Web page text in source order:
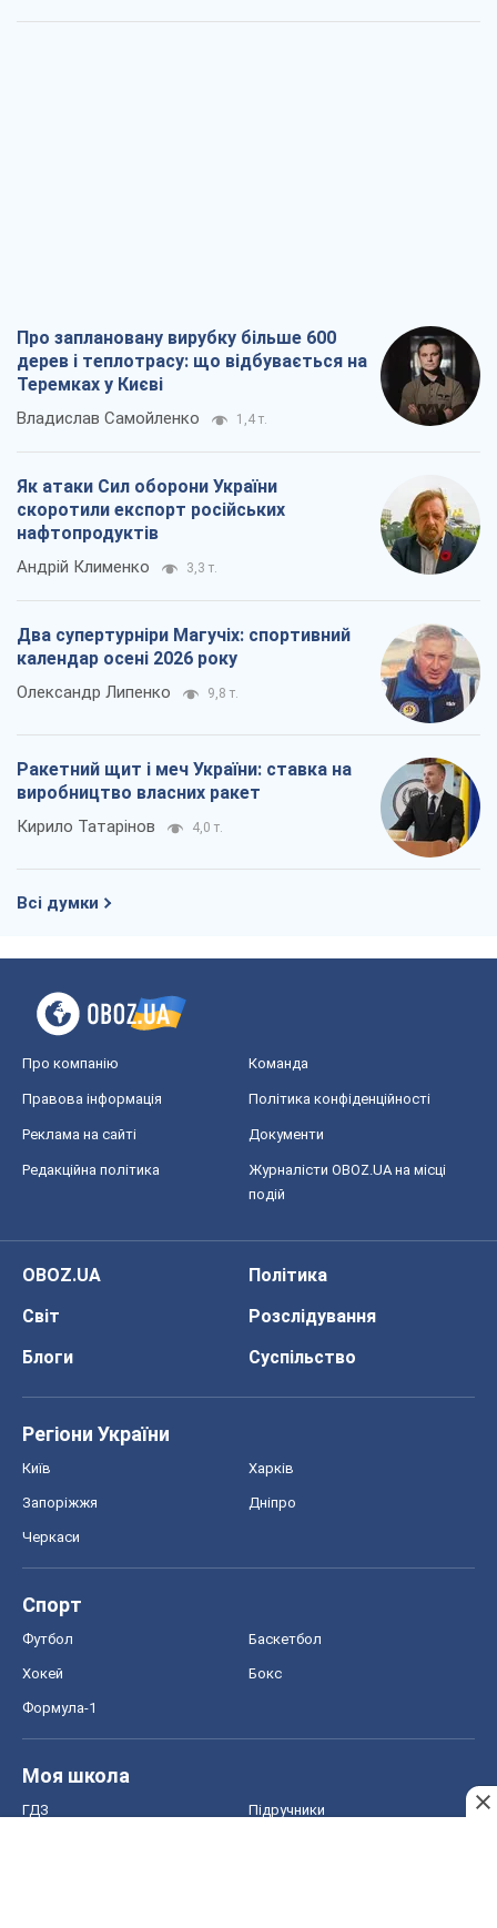
Про заплановану вирубку більше 600
дерев і теплотрасу: що відбувається на
Теремках у Києві
Владислав Самойленко 1,4 т.
Як атаки Сил оборони України
скоротили експорт російських
нафтопродуктів
Андрій Клименко 3,3 т.
Два супертурніри Магучіх: спортивний
календар осені 2026 року
Олександр Липенко 9,8 т.
Ракетний щит і меч України: ставка на
виробництво власних ракет
Кирило Татарінов 4,0 т.
Всі думки
Про компанію Команда
Правова інформація Політика конфіденційності
Реклама на сайті Документи
Редакційна політика
Журналісти OBOZ.UA на місці
подій
OBOZ.UA
Політика
Світ
Розслідування
Блоги
Суспільство
Регіони України
Київ Харків
Запоріжжя Дніпро
Черкаси
Спорт
Футбол Баскетбол
Хокей Бокс
Формула-1
Моя школа
ГДЗ Підручники